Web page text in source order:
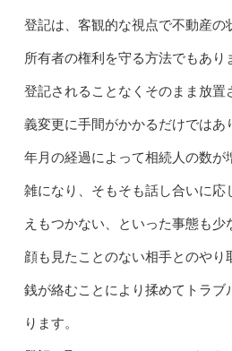
登記は、客観的な視点で不動産の
所有者の権利を守る方法でもあり
登記されることなくそのまま放置
義変更に手間がかかるだけではあ
年月の経過によって相続人の数が
雑になり、そもそも話し合いに応
えもつかない、といった事態も少
顔も見たことのない相手とのやり
銭が絡むことにより揉めてトラブ
ります。